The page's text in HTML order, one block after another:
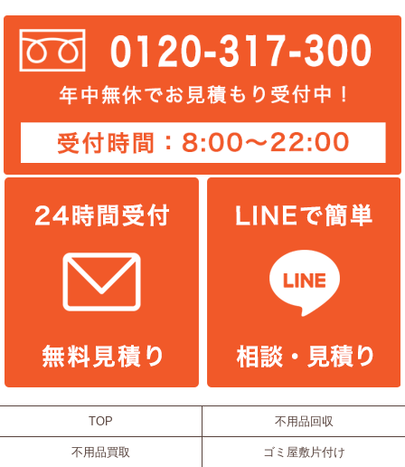
TOP 不用品回収
不用品買取 ゴミ屋敷片付け